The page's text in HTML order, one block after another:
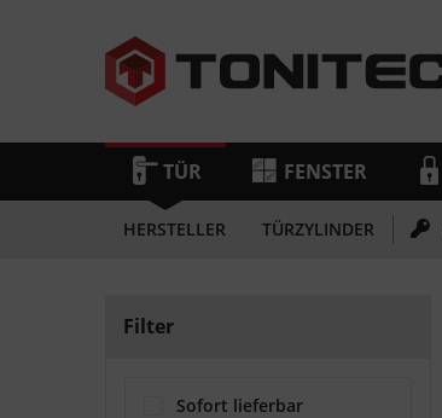
TÜR
HERSTELLER TÜRZYLINDER
FENSTER
Filter
Sofort lieferbar